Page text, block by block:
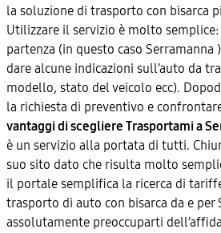
la soluzione di trasporto con bisarca
Utilizzare il servizio è molto
partenza (in questo caso
dare alcune indicazioni sull’auto da
modello, stato del veicolo ecc).
la richiesta di preventivo e
vantaggi di scegliere Trasportami a
è un servizio alla portata di tutti.
suo sito dato che risulta molto
il portale semplifica la ricerca di
trasporto di auto con bisarca da e per
assolutamente preoccuparti